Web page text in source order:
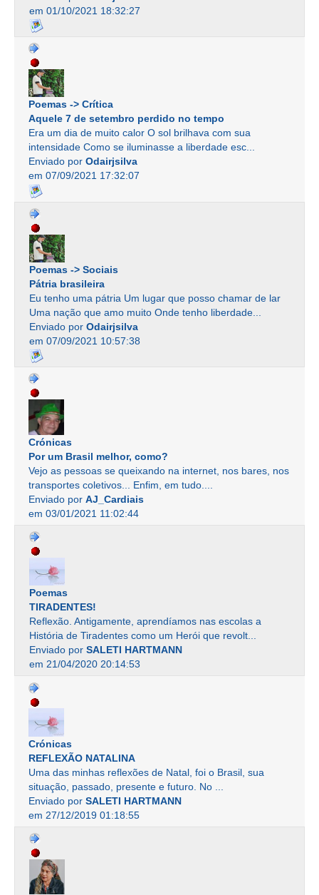
em 01/10/2021 18:32:27
Poemas -> Crítica
Aquele 7 de setembro perdido no tempo
Era um dia de muito calor O sol brilhava com sua
intensidade Como se iluminasse a liberdade esc...
Enviado por Odairjsilva
em 07/09/2021 17:32:07
Poemas -> Sociais
Pátria brasileira
Eu tenho uma pátria Um lugar que posso chamar de lar
Uma nação que amo muito Onde tenho liberdade...
Enviado por Odairjsilva
em 07/09/2021 10:57:38
Crónicas
Por um Brasil melhor, como?
Vejo as pessoas se queixando na internet, nos bares, nos
transportes coletivos... Enfim, em tudo....
Enviado por AJ_Cardiais
em 03/01/2021 11:02:44
Poemas
TIRADENTES!
Reflexão. Antigamente, aprendíamos nas escolas a
História de Tiradentes como um Herói que revolt...
Enviado por SALETI HARTMANN
em 21/04/2020 20:14:53
Crónicas
REFLEXÃO NATALINA
Uma das minhas reflexões de Natal, foi o Brasil, sua
situação, passado, presente e futuro. No ...
Enviado por SALETI HARTMANN
em 27/12/2019 01:18:55